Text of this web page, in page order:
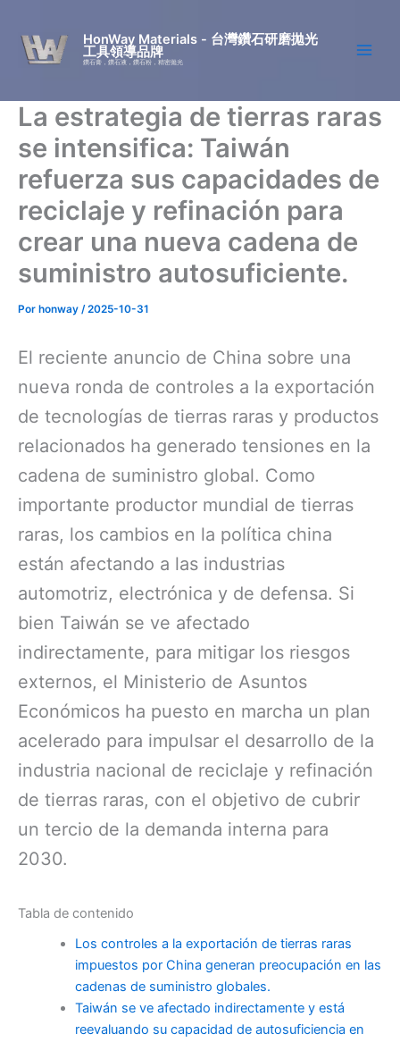
contenido
HonWay Materials - 台灣鑽石研磨拋光
工具領導品牌
鑽石膏，鑽石液，鑽石粉，精密拋光
La estrategia de tierras raras
se intensifica: Taiwán
refuerza sus capacidades de
reciclaje y refinación para
crear una nueva cadena de
suministro autosuficiente.
Por honway /2025-10-31
El reciente anuncio de China sobre una
nueva ronda de controles a la exportación
de tecnologías de tierras raras y productos
relacionados ha generado tensiones en la
cadena de suministro global. Como
importante productor mundial de tierras
raras, los cambios en la política china
están afectando a las industrias
automotriz, electrónica y de defensa. Si
bien Taiwán se ve afectado
indirectamente, para mitigar los riesgos
externos, el Ministerio de Asuntos
Económicos ha puesto en marcha un plan
acelerado para impulsar el desarrollo de la
industria nacional de reciclaje y refinación
de tierras raras, con el objetivo de cubrir
un tercio de la demanda interna para
2030.
Tabla de contenido
Los controles a la exportación de tierras raras
impuestos por China generan preocupación en las
cadenas de suministro globales.
Taiwán se ve afectado indirectamente y está
reevaluando su capacidad de autosuficiencia en